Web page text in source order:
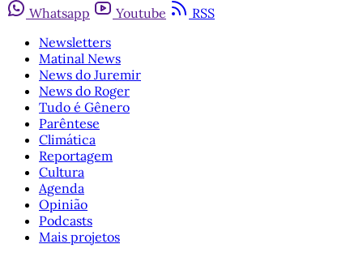
Whatsapp
Youtube
RSS
Newsletters
Matinal News
News do Juremir
News do Roger
Tudo é Gênero
Parêntese
Climática
Reportagem
Cultura
Agenda
Opinião
Podcasts
Mais projetos